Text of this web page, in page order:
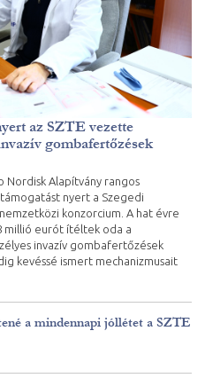
az SZTE vezette
gombafertőzések
Nordisk Alapítvány rangos
nyert a Szegedi
konzorcium. A hat évre
millió eurót ítéltek oda a
invazív gombafertőzések
kevéssé ismert mechanizmusait
a mindennapi jóllétet a SZTE